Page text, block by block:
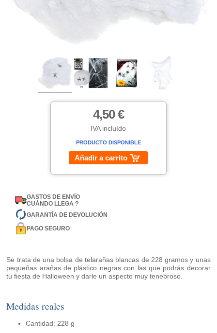
4,50 €
IVA incluído
PRODUCTO DISPONIBLE
Añadir a carrito
GASTOS DE ENVÍO
CUÁNDO LLEGA ?
GARANTÍA DE DEVOLUCIÓN
PAGO SEGURO
Se trata de una bolsa de telarañas blancas de 228 gramos y unas
pequeñas arañas de plástico negras con las que podrás decorar
tu fiesta de Halloween y darle un aspecto muy tenebroso.
Medidas reales
Cantidad: 228 g